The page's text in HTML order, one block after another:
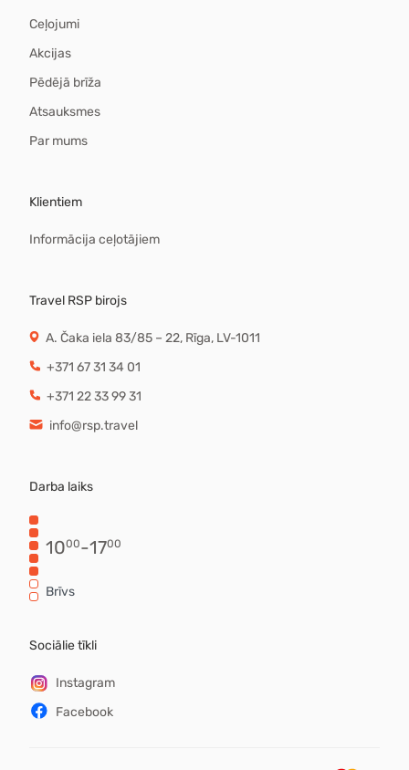
Ceļojumi
Akcijas
Pēdējā brīža
Atsauksmes
Par mums
Klientiem
Informācija ceļotājiem
Travel RSP birojs
A. Čaka iela 83/85 – 22, Rīga, LV-1011
+371 67 31 34 01
+371 22 33 99 31
info@rsp.travel
Darba laiks
1000-1700
Brīvs
Sociālie tīkli
Instagram
Facebook